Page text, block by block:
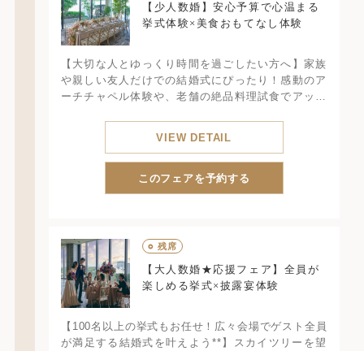
【少人数婚】安心予算で心温まる
挙式体験×美食おもてなし体験
【大切な人とゆっくり時間を過ごしたい方へ】家族
や親しい友人だけでの結婚式にぴったり！感動のア
ーチチャペル体験や、老舗の絶品料理試食でアット
VIEW DETAIL
このフェアを予約する
○ 残席
【大人数婚★応援フェア】全員が
楽しめる挙式×披露宴体験
【100名以上の挙式もお任せ！広々会場でゲスト全員
が満足する結婚式を叶えよう**】スカイツリーを望